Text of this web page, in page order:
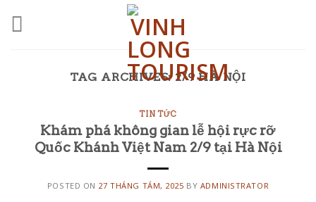
TAG ARCHIVES: 2/9 HÀ NỘI
TIN TỨC
Khám phá không gian lễ hội rực rỡ
Quốc Khánh Việt Nam 2/9 tại Hà Nội
POSTED ON 27 THÁNG TÁM, 2025 BY ADMINISTRATOR